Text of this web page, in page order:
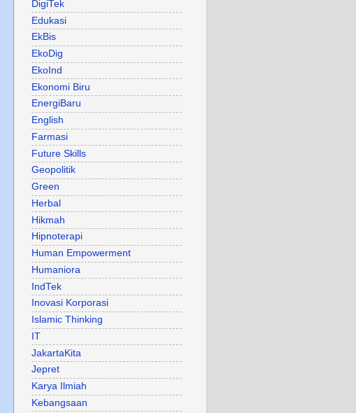
DigiTek
Edukasi
EkBis
EkoDig
EkoInd
Ekonomi Biru
EnergiBaru
English
Farmasi
Future Skills
Geopolitik
Green
Herbal
Hikmah
Hipnoterapi
Human Empowerment
Humaniora
IndTek
Inovasi Korporasi
Islamic Thinking
IT
JakartaKita
Jepret
Karya Ilmiah
Kebangsaan